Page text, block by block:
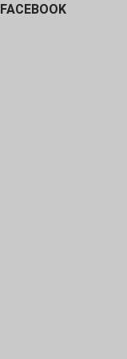
FACEBOOK